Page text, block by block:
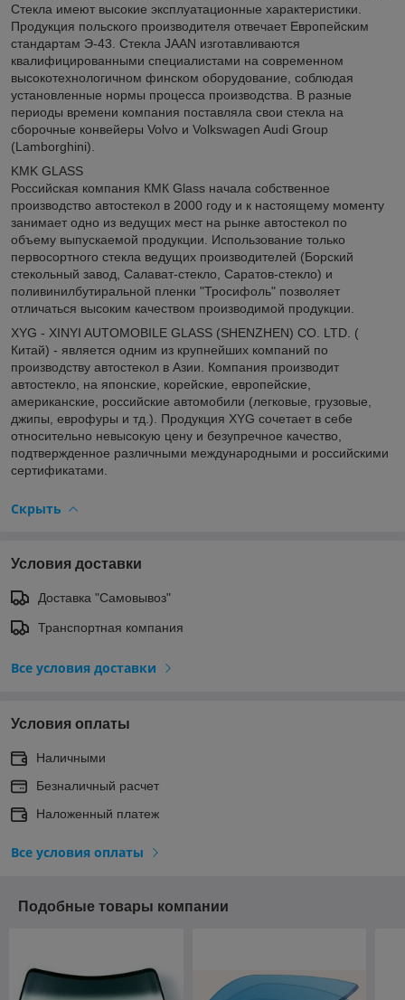
Стекла имеют высокие эксплуатационные характеристики.
Продукция польского производителя отвечает Европейским
стандартам Э-43. Стекла JAAN изготавливаются
квалифицированными специалистами на современном
высокотехнологичном финском оборудование, соблюдая
установленные нормы процесса производства. В разные
периоды времени компания поставляла свои стекла на
сборочные конвейеры Volvo и Volkswagen Audi Group
(Lamborghini).
KMK GLASS
Российская компания КМК Glass начала собственное
производство автостекол в 2000 году и к настоящему моменту
занимает одно из ведущих мест на рынке автостекол по
объему выпускаемой продукции. Использование только
первосортного стекла ведущих производителей (Борский
стекольный завод, Салават-стекло, Саратов-стекло) и
поливинилбутиральной пленки "Тросифоль" позволяет
отличаться высоким качеством производимой продукции.
XYG - XINYI AUTOMOBILE GLASS (SHENZHEN) CO. LTD. (
Китай) - является одним из крупнейших компаний по
производству автостекол в Азии. Компания производит
автостекло, на японские, корейские, европейские,
американские, российские автомобили (легковые, грузовые,
джипы, еврофуры и тд.). Продукция XYG сочетает в себе
относительно невысокую цену и безупречное качество,
подтвержденное различными международными и российскими
сертификатами.
Скрыть
Условия доставки
Доставка "Самовывоз"
Транспортная компания
Все условия доставки
Условия оплаты
Наличными
Безналичный расчет
Наложенный платеж
Все условия оплаты
Подобные товары компании